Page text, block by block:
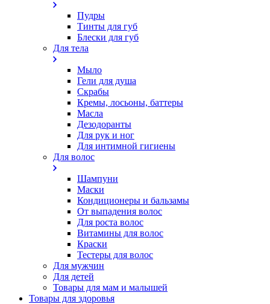
Пудры
Тинты для губ
Блески для губ
Для тела
Мыло
Гели для душа
Скрабы
Кремы, лосьоны, баттеры
Масла
Дезодоранты
Для рук и ног
Для интимной гигиены
Для волос
Шампуни
Маски
Кондиционеры и бальзамы
От выпадения волос
Для роста волос
Витамины для волос
Краски
Тестеры для волос
Для мужчин
Для детей
Товары для мам и малышей
Товары для здоровья